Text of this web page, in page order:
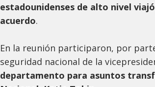
estadounidenses de alto nivel
acuerdo.
En la reunión participaron, por
seguridad nacional de la
departamento para asuntos